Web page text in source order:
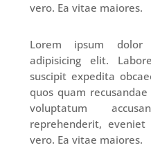
vero. Ea vitae maiores.
Lorem ipsum
adipisicing elit.
suscipit expedita
quos quam
voluptatum
reprehenderit,
vero. Ea vitae maiores.